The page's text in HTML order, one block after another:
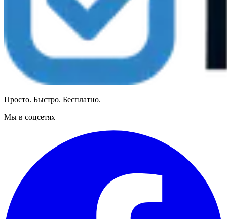
Просто. Быстро. Бесплатно.
Мы в соцсетях